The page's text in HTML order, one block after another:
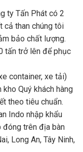
ty Tấn Phát có 2
cả than chúng tôi
bảo chất lượng.
tấn trở lên để phục
container, xe tải)
Quý khách hàng
theo tiêu chuẩn.
Indo nhập khẩu
đóng trên địa bàn
Long An, Tây Ninh,